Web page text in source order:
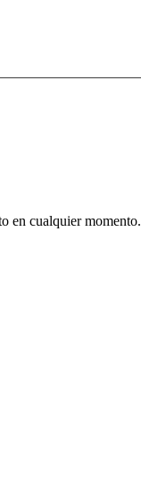
en cualquier momento.